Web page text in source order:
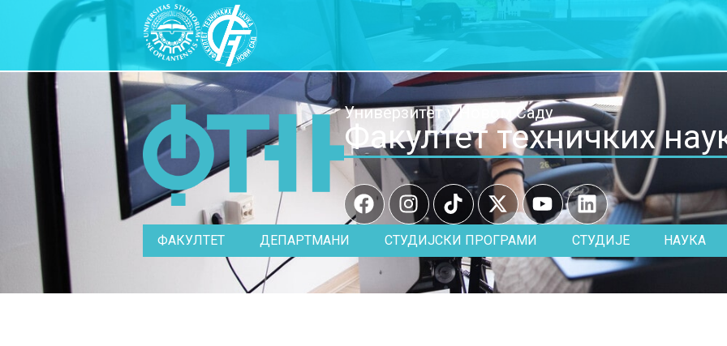
Универзитет у Новом Саду
Факултет техничких
ФАКУЛТЕТ ДЕПАРТМАНИ СТУДИЈСКИ ПРОГРАМИ СТУДИЈЕ НАУКА